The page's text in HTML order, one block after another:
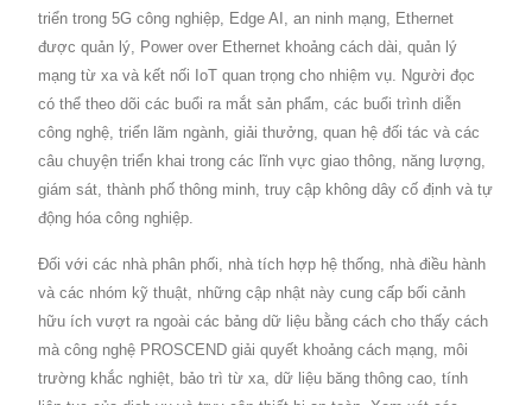
triển trong 5G công nghiệp, Edge AI, an ninh mạng, Ethernet
được quản lý, Power over Ethernet khoảng cách dài, quản lý
mạng từ xa và kết nối IoT quan trọng cho nhiệm vụ. Người đọc
có thể theo dõi các buổi ra mắt sản phẩm, các buổi trình diễn
công nghệ, triển lãm ngành, giải thưởng, quan hệ đối tác và các
câu chuyện triển khai trong các lĩnh vực giao thông, năng lượng,
giám sát, thành phố thông minh, truy cập không dây cố định và tự
động hóa công nghiệp.
Đối với các nhà phân phối, nhà tích hợp hệ thống, nhà điều hành
và các nhóm kỹ thuật, những cập nhật này cung cấp bối cảnh
hữu ích vượt ra ngoài các bảng dữ liệu bằng cách cho thấy cách
mà công nghệ PROSCEND giải quyết khoảng cách mạng, môi
trường khắc nghiệt, bảo trì từ xa, dữ liệu băng thông cao, tính